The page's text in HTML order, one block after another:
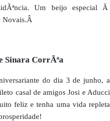
Um beijo especial Ã
Novais.Â
Sinara CorrÃªa
do dia 3 de junho, a
casal de amigos Josi e Aducci
feliz e tenha uma vida repleta